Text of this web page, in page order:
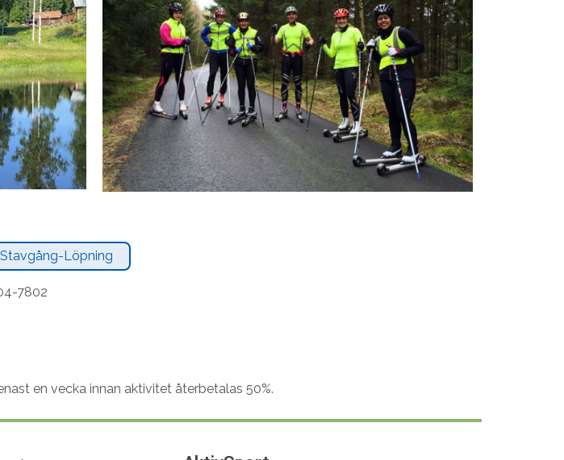
Löpning
7802
en vecka innan aktivitet återbetalas 50%.